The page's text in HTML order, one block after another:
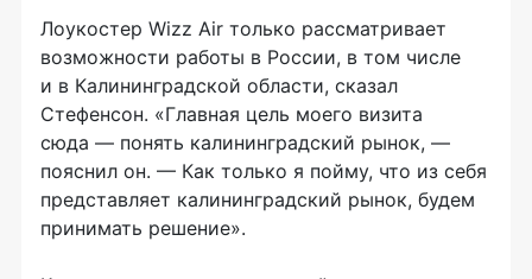
Лоукостер Wizz Air только рассматривает
возможности работы в России, в том числе
и в Калининградской области, сказал
Стефенсон. «Главная цель моего визита
сюда — понять калининградский рынок, —
пояснил он. — Как только я пойму, что из себя
представляет калининградский рынок, будем
принимать решение».